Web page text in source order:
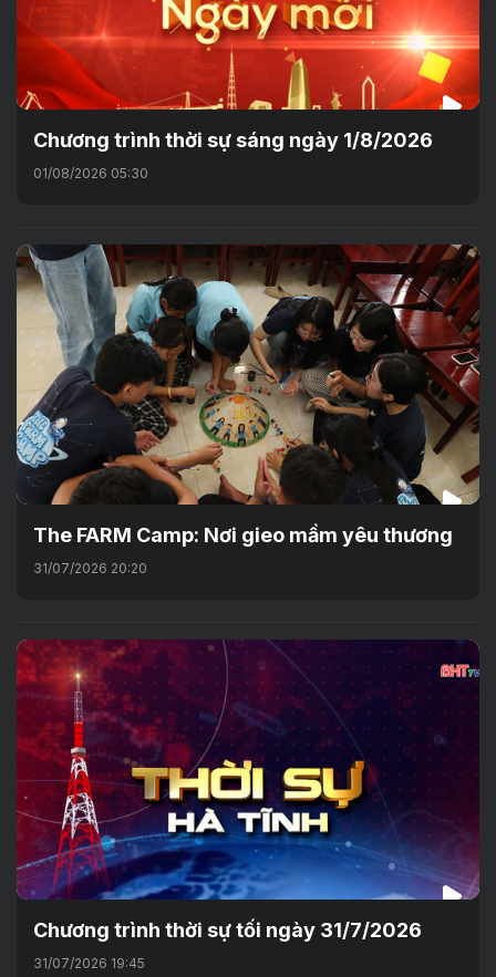
Chương trình thời sự sáng ngày 1/8/2026
01/08/2026 05:30
The FARM Camp: Nơi gieo mầm yêu thương
31/07/2026 20:20
Chương trình thời sự tối ngày 31/7/2026
31/07/2026 19:45